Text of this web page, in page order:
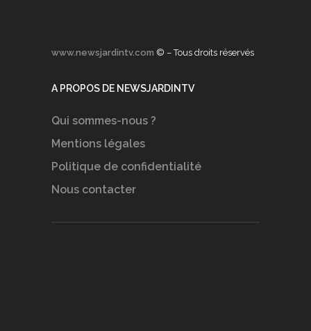
www.newsjardintv.com © – Tous droits réservés
A PROPOS DE NEWSJARDINTV
Qui sommes-nous ?
Mentions légales
Politique de confidentialité
Nous contacter